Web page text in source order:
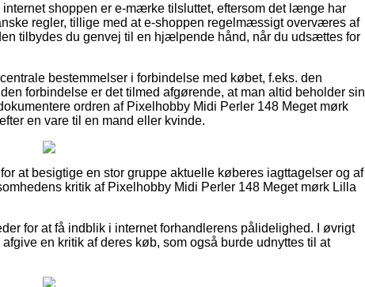
shoppen er e-mærke tilsluttet, eftersom det længe har
regler, tillige med at e-shoppen regelmæssigt overværes af
tilbydes du genvej til en hjælpende hånd, når du udsættes for
bestemmelser i forbindelse med købet, f.eks. den
forbindelse er det tilmed afgørende, at man altid beholder sin
ordren af Pixelhobby Midi Perler 148 Meget mørk
en vare til en mand eller kvinde.
at besigtige en stor gruppe aktuelle køberes iagttagelser og af
kritik af Pixelhobby Midi Perler 148 Meget mørk Lilla
for at få indblik i internet forhandlerens pålidelighed. I øvrigt
en kritik af deres køb, som også burde udnyttes til at